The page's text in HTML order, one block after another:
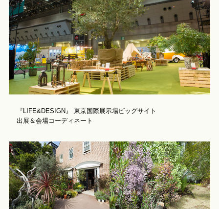
『LIFE&DESIGN』 東京国際展示場ビッグサイト
出展＆会場コーディネート